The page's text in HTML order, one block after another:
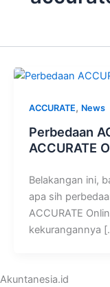
ACCURATE, News
Perbedaan
ACCURATE
Belakangan ini,
apa sih
ACCURATE
kekurangannya
Akuntanesia.id